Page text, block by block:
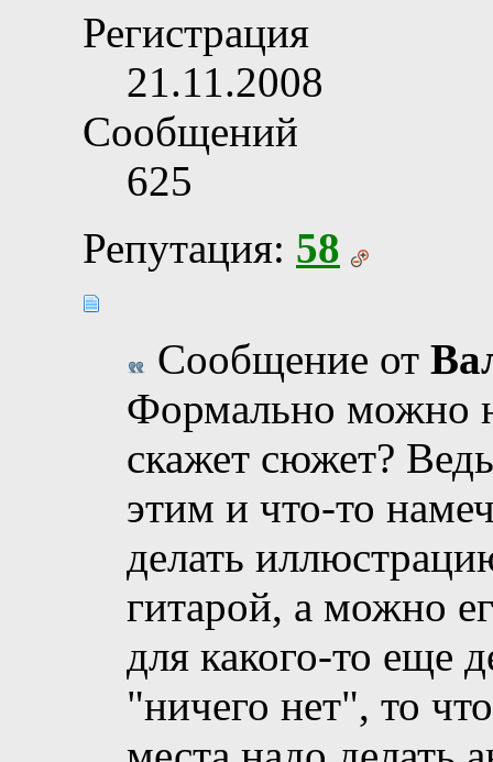
Регистрация
21.11.2008
Сообщений
625
Репутация: 58
Сообщение от
Формально можно
скажет сюжет?
этим и что-то
делать
гитарой, а можно
для какого-то еще
"ничего нет", то